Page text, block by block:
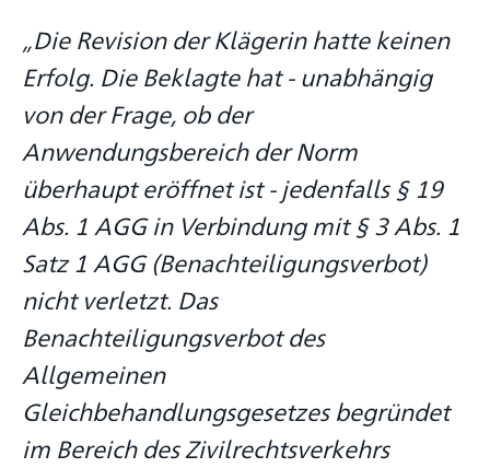
„Die Revision der Klägerin hatte keinen
Erfolg. Die Beklagte hat - unabhängig
von der Frage, ob der
Anwendungsbereich der Norm
überhaupt eröffnet ist - jedenfalls § 19
Abs. 1 AGG in Verbindung mit § 3 Abs. 1
Satz 1 AGG (Benachteiligungsverbot)
nicht verletzt. Das
Benachteiligungsverbot des
Allgemeinen
Gleichbehandlungsgesetzes begründet
im Bereich des Zivilrechtsverkehrs